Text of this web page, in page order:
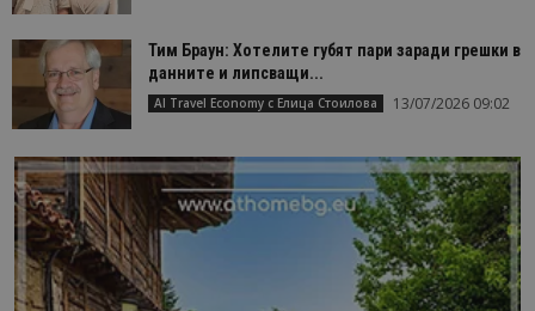
Тим Браун: Хотелите губят пари заради грешки в
данните и липсващи...
AI Travel Economy с Елица Стоилова 13/07/2026 09:02